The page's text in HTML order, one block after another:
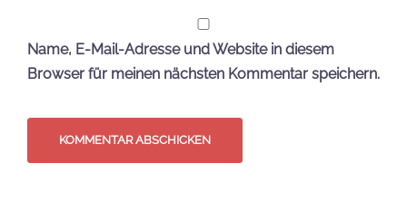
Name, E-Mail-Adresse und Website in diesem
Browser für meinen nächsten Kommentar speichern.